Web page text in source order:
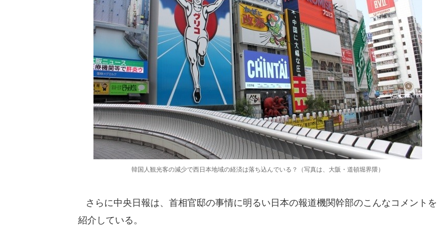
韓国人観光客の減少で西日本地域の経済は落ち込んでいる？（写真は、大阪・道頓堀界隈）
さらに中央日報は、首相官邸の事情に明るい日本の報道機関幹部のこんなコメントを
紹介している。